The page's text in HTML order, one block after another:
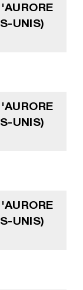
UNIS)
UNIS)
UNIS)